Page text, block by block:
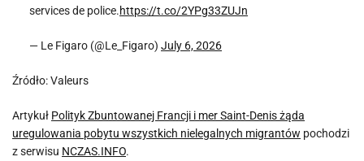
services de police.https://t.co/2YPg33ZUJn
— Le Figaro (@Le_Figaro) July 6, 2026
Źródło: Valeurs
Artykuł Polityk Zbuntowanej Francji i mer Saint-Denis żąda
uregulowania pobytu wszystkich nielegalnych migrantów pochodzi
z serwisu NCZAS.INFO.